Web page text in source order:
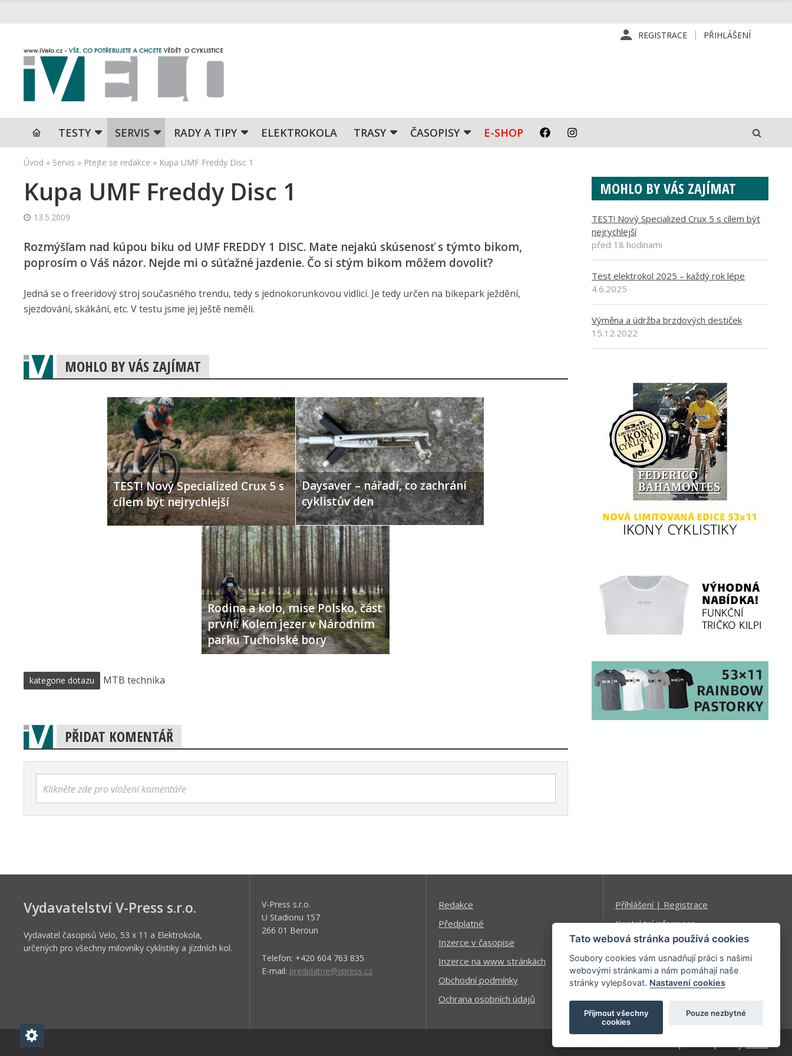
REGISTRACE PŘIHLÁŠENÍ
TESTY SERVIS RADY A TIPY ELEKTROKOLA TRASY ČASOPISY E-SHOP
Úvod » Servis » Ptejte se redakce » Kupa UMF Freddy Disc 1
Kupa UMF Freddy Disc 1
13.5.2009
Rozmýšľam nad kúpou biku od UMF FREDDY 1 DISC. Mate nejakú skúsenosť s týmto bikom,
poprosím o Váš názor. Nejde mi o súťažné jazdenie. Čo si stým bikom môžem dovoliť?
Jedná se o freeridový stroj současného trendu, tedy s jednokorunkovou vidlicí. Je tedy určen na bikepark ježdění,
sjezdování, skákání, etc. V testu jsme jej ještě neměli.
MOHLO BY VÁS ZAJÍMAT
TEST! Nový Specialized Crux 5 s
cílem být nejrychlejší
Daysaver – nářadí, co zachrání
cyklistův den
Rodina a kolo, mise Polsko, část
první: Kolem jezer v Národním
parku Tucholské bory
kategorie dotazu MTB technika
PŘIDAT KOMENTÁŘ
Klikněte zde pro vložení komentáře
MOHLO BY VÁS ZAJÍMAT
TEST! Nový Specialized Crux 5 s cílem být
nejrychlejší
před 18 hodinami
Test elektrokol 2025 – každý rok lépe
4.6.2025
Výměna a údržba brzdových destiček
15.12.2022
Vydavatelství V-Press s.r.o.
Vydavatel časopisů Velo, 53 x 11 a Elektrokola,
určených pro všechny milovníky cyklistiky a jízdních kol.
V-Press s.r.o.
U Stadionu 157
266 01 Beroun
Telefon: +420 604 763 835
E-mail: predplatne@vpress.cz
Redakce
Předplatné
Inzerce v časopise
Inzerce na www stránkách
Obchodní podmínky
Ochrana osobních údajů
Příhlášení | Registrace
Kontaktní informace
Mapa stránek
Tato webová stránka používá cookies
Soubory cookies vám usnadňují práci s našimi
webovými stránkami a nám pomáhají naše
stránky vylepšovat. Nastavení cookies
Přijmout všechny
cookies
Pouze nezbytné